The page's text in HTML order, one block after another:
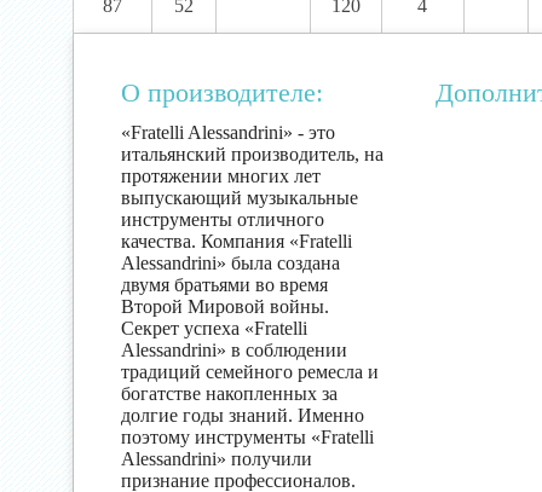
87 52 120 4
О производителе:
«Fratelli Alessandrini» - это
итальянский производитель, на
протяжении многих лет
выпускающий музыкальные
инструменты отличного
качества. Компания «Fratelli
Alessandrini» была создана
двумя братьями во время
Второй Мировой войны.
Секрет успеха «Fratelli
Alessandrini» в соблюдении
традиций семейного ремесла и
богатстве накопленных за
долгие годы знаний. Именно
поэтому инструменты «Fratelli
Alessandrini» получили
признание профессионалов.